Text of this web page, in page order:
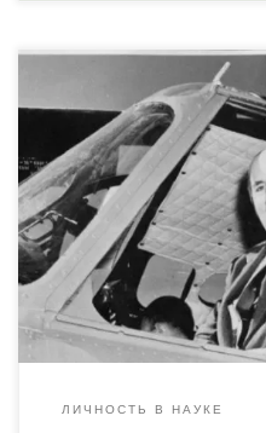
Создатель первого в
стилю 25 мая) 1889 года в
американский
происхождения Игорь
в области
изменивших ход истории
закрепленными крыльями,
вертолетов
ЛИЧНОСТЬ В НАУКЕ